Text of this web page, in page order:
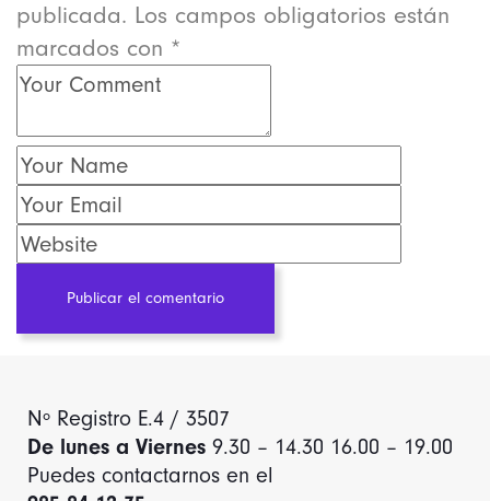
publicada. Los campos obligatorios están
marcados con *
Publicar el comentario
Nº Registro E.4 / 3507
De lunes a Viernes 9.30 – 14.30 16.00 – 19.00
Puedes contactarnos en el